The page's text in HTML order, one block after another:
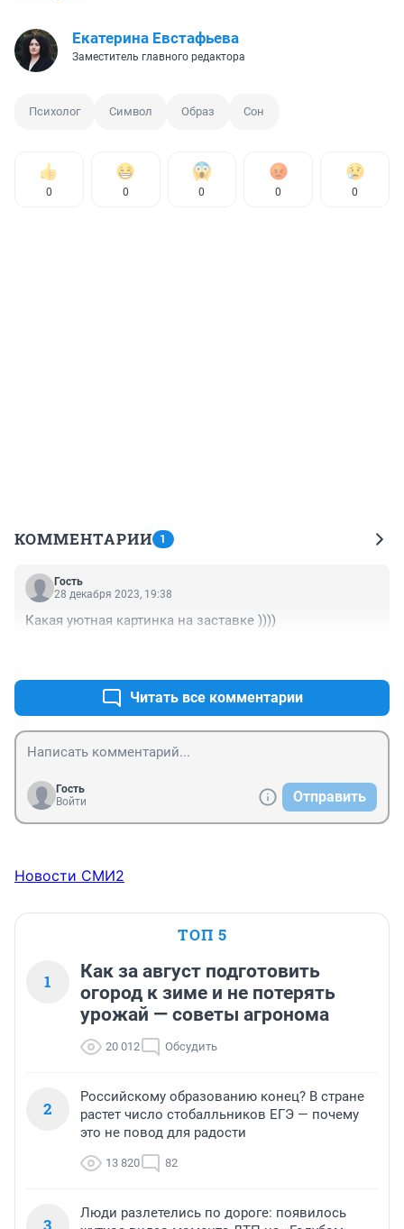
Екатерина Евстафьева
Заместитель главного редактора
Психолог Символ Образ Сон
0 0 0 0 0
КОММЕНТАРИИ 1
Гость
28 декабря 2023, 19:38
Какая уютная картинка на заставке ))))
Читать все комментарии
Гость
Войти
Отправить
Новости СМИ2
ТОП 5
1
Как за август подготовить
огород к зиме и не потерять
урожай — советы агронома
20 012 Обсудить
2
Российскому образованию конец? В стране
растет число стобалльников ЕГЭ — почему
это не повод для радости
13 820 82
Люди разлетелись по дороге: появилось